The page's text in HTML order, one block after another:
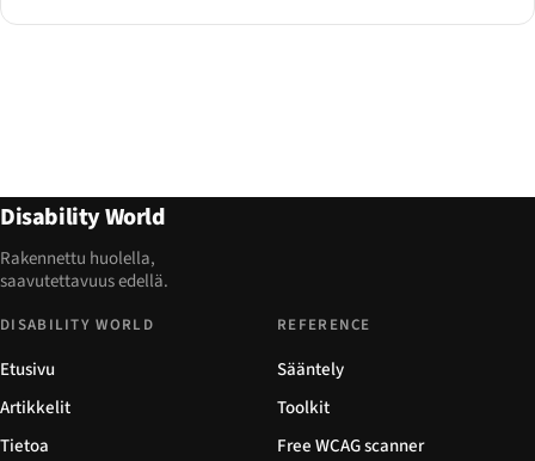
Disability World
Rakennettu huolella,
saavutettavuus edellä.
DISABILITY WORLD
Etusivu
Artikkelit
Tietoa
REFERENCE
Sääntely
Toolkit
Free WCAG scanner